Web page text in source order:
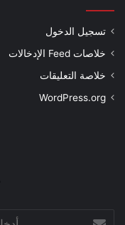
تسجيل الدخول
خلاصات Feed الإدخالات
خلاصة التعليقات
WordPress.org